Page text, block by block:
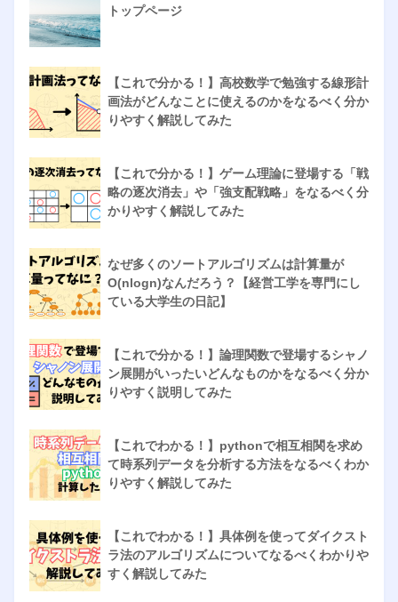
トップページ
【これで分かる！】高校数学で勉強する線形計
画法がどんなことに使えるのかをなるべく分か
りやすく解説してみた
【これで分かる！】ゲーム理論に登場する「戦
略の逐次消去」や「強支配戦略」をなるべく分
かりやすく解説してみた
なぜ多くのソートアルゴリズムは計算量が
O(nlogn)なんだろう？【経営工学を専門にし
ている大学生の日記】
【これで分かる！】論理関数で登場するシャノ
ン展開がいったいどんなものかをなるべく分か
りやすく説明してみた
【これでわかる！】pythonで相互相関を求め
て時系列データを分析する方法をなるべくわか
りやすく解説してみた
【これでわかる！】具体例を使ってダイクスト
ラ法のアルゴリズムについてなるべくわかりや
すく解説してみた